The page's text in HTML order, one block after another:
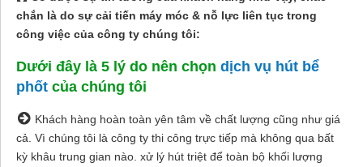
chắn là do sự cải tiến máy móc & nỗ lực liên tục trong
công việc của công ty chúng tôi:
Dưới đây là 5 lý do nên chọn dịch vụ hút bể
phốt của chúng tôi
Khách hàng hoàn toàn yên tâm về chất lượng cũng như giá
cả. Vì chúng tôi là công ty thi công trực tiếp mà không qua bất
kỳ khâu trung gian nào. xử lý hút triệt để toàn bộ khối lượng